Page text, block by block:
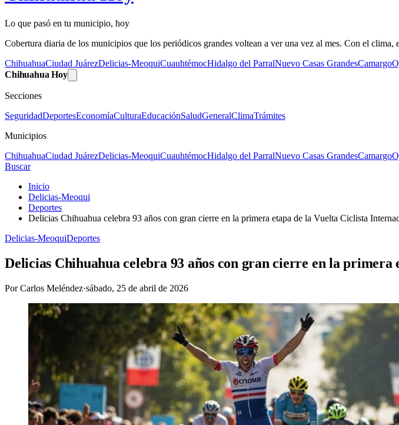
Lo que pasó en tu municipio, hoy
Cobertura diaria de los municipios que los periódicos grandes voltean a ver una vez al mes. Con el clima,
ChihuahuaCiudad JuárezDelicias-MeoquiCuauhtémocHidalgo del ParralNuevo Casas GrandesCamargo
Chihuahua Hoy
Secciones
SeguridadDeportesEconomíaCulturaEducaciónSaludGeneralClimaTrámites
Municipios
ChihuahuaCiudad JuárezDelicias-MeoquiCuauhtémocHidalgo del ParralNuevo Casas GrandesCamargo
Buscar
Inicio
Delicias-Meoqui
Deportes
Delicias Chihuahua celebra 93 años con gran cierre en la primera etapa de la Vuelta Ciclista
Delicias-MeoquiDeportes
Delicias Chihuahua celebra 93 años con gran cierre en la
PorCarlos Meléndez·sábado, 25 de abril de 2026